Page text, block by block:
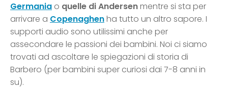
Germania o quelle di Andersenmentre si sta per
arrivare a Copenaghenha tutto un altro sapore. I
supporti audio sono utilissimi anche per
assecondare le passioni dei bambini. Noi ci siamo
trovati ad ascoltare le spiegazioni di storia di
Barbero (per bambini super curiosi dai 7-8 anni in
su).